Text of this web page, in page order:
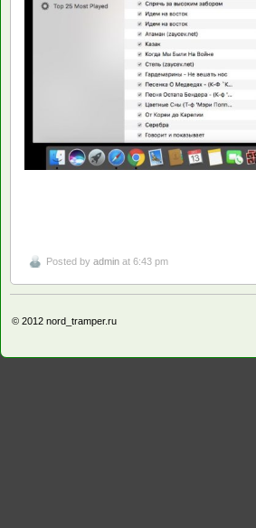
Posted by admin at 6:43 pm
© 2012 nord_tramper.ru